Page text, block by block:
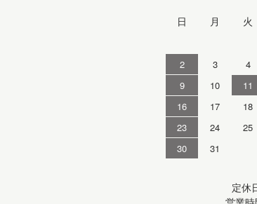
日 月 火
2
3 4
9
10 11
16
17 18
23
24 25
30
31
定休